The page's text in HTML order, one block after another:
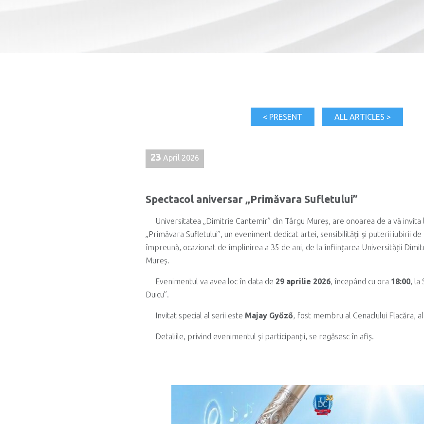
< PRESENT ALL ARTICLES >
23 April 2026
Spectacol aniversar „Primăvara Sufletului”
Universitatea „Dimitrie Cantemir” din Târgu Mureș, are onoarea de a vă
„Primăvara Sufletului”, un eveniment dedicat artei, sensibilității și puterii iubirii de
împreună, ocazionat de împlinirea a 35 de ani, de la înființarea Universității
Mureș.
Evenimentul va avea loc în data de 29 aprilie 2026, începând cu ora 18:00, la
Duicu”.
Invitat special al serii este Majay Győző, fost membru al Cenaclului Flacăra,
Detaliile, privind evenimentul și participanții, se regăsesc în afiș.